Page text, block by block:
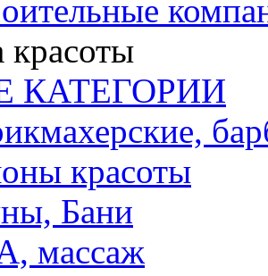
красоты
КАТЕГОРИИ
красоты
Бани
массаж